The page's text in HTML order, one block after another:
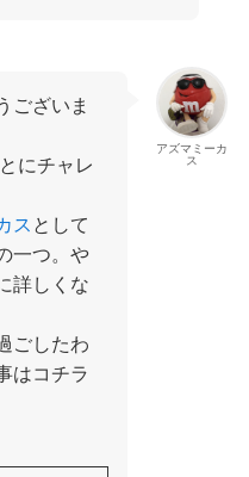
アズマミーカ
ス
ございま
にチャレ
ス として
一つ。や
詳しくな
ごしたわ
はコチラ